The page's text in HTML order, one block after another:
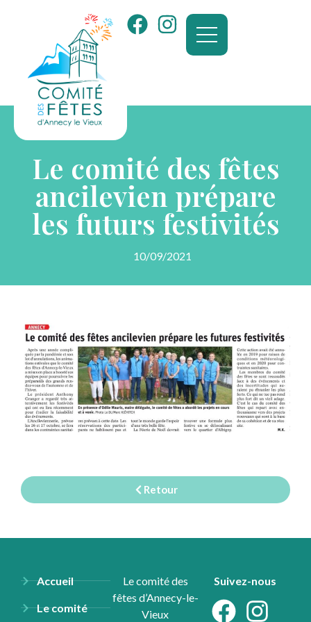
Le comité des fêtes
ancilevien prépare
les futurs festivités
10/09/2021
Retour
Accueil
Le comité
Le comité des
fêtes d’Annecy-le-
Vieux
Suivez-nous